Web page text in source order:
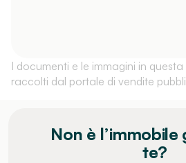
I documenti e le immagini in
raccolti dal portale di vendite
Non è
te?